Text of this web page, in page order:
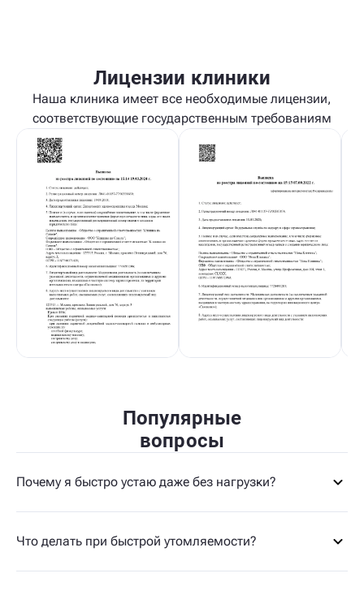
Лицензии клиники
Наша клиника имеет все необходимые лицензии,
соответствующие государственным требованиям
Популярные
вопросы
Почему я быстро устаю даже без нагрузки?
Что делать при быстрой утомляемости?